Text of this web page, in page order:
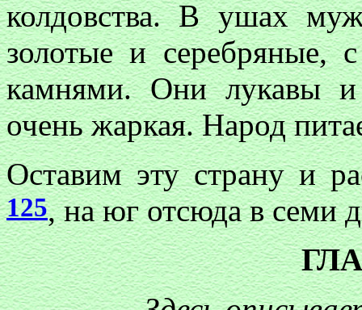
колдовства. В ушах
золотые и серебряные,
камнями. Они лукавы
очень жаркая. Народ
Оставим эту страну и
125, на юг отсюда в семи